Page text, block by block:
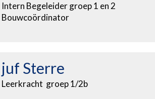
Intern Begeleider groep 1 en 2
Bouwcoördinator
juf Sterre
Leerkracht groep 1/2b